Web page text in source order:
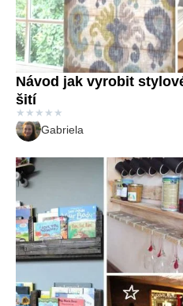
Návod jak vyrobit
šití
★ ★ ★ ★ ★
Gabriela